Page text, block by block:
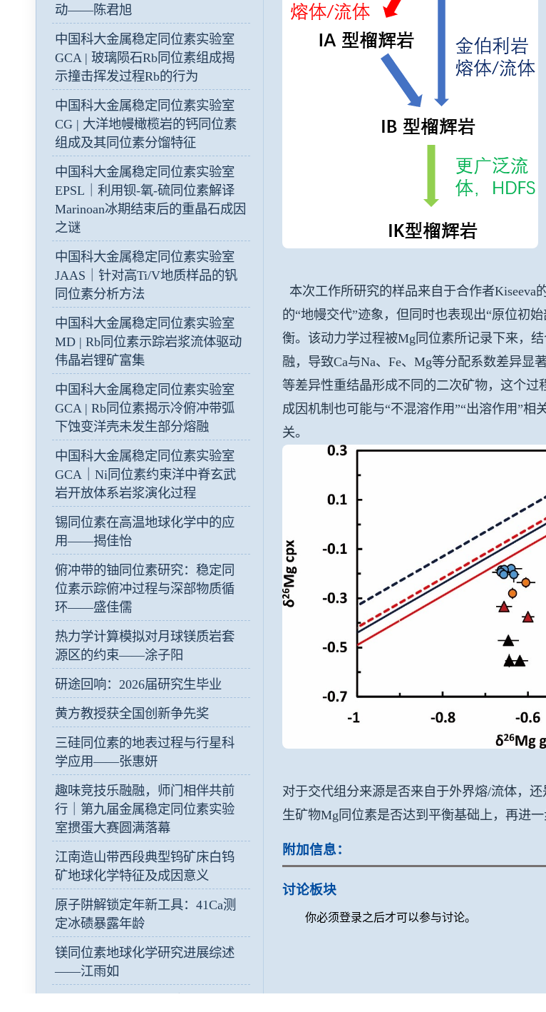
动——陈君旭
中国科大金属稳定同位素实验室
GCA | 玻璃陨石Rb同位素组成揭
示撞击挥发过程Rb的行为
中国科大金属稳定同位素实验室
CG | 大洋地幔橄榄岩的钙同位素
组成及其同位素分馏特征
中国科大金属稳定同位素实验室
EPSL｜利用钡-氧-硫同位素解译
Marinoan冰期结束后的重晶石成因
之谜
中国科大金属稳定同位素实验室
JAAS｜针对高Ti/V地质样品的钒
同位素分析方法
中国科大金属稳定同位素实验室
MD | Rb同位素示踪岩浆流体驱动
伟晶岩锂矿富集
中国科大金属稳定同位素实验室
GCA | Rb同位素揭示冷俯冲带弧
下蚀变洋壳未发生部分熔融
中国科大金属稳定同位素实验室
GCA｜Ni同位素约束洋中脊玄武
岩开放体系岩浆演化过程
锡同位素在高温地球化学中的应
用——揭佳怡
俯冲带的铀同位素研究：稳定同
位素示踪俯冲过程与深部物质循
环——盛佳儒
热力学计算模拟对月球镁质岩套
源区的约束——涂子阳
研途回响：2026届研究生毕业
黄方教授获全国创新争先奖
三硅同位素的地表过程与行星科
学应用——张惠妍
趣味竞技乐融融，师门相伴共前
行｜第九届金属稳定同位素实验
室掼蛋大赛圆满落幕
江南造山带西段典型钨矿床白钨
矿地球化学特征及成因意义
原子阱解锁定年新工具：41Ca测
定冰碛暴露年龄
镁同位素地球化学研究进展综述
——江雨如
本次工作所研究的样品来自于合作者Kiseeva
的“地幔交代”迹象，但同时也表现出“原位初
衡。该动力学过程被Mg同位素所记录下来，
融，导致Ca与Na、Fe、Mg等分配系数差异显
等差异性重结晶形成不同的二次矿物，这个
成因机制也可能与“不混溶作用”“出溶作用”
关。
对于交代组分来源是否来自于外界熔/流体，
生矿物Mg同位素是否达到平衡基础上，再进一
附加信息：
讨论板块
你必须登录之后才可以参与讨论。